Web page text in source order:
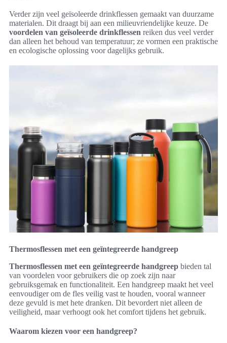
Verder zijn veel geïsoleerde drinkflessen gemaakt van duurzame
materialen. Dit draagt bij aan een milieuvriendelijke keuze. De
voordelen van geïsoleerde drinkflessen reiken dus veel verder
dan alleen het behoud van temperatuur; ze vormen een praktische
en ecologische oplossing voor dagelijks gebruik.
Thermosflessen met een geïntegreerde handgreep
Thermosflessen met een geïntegreerde handgreep bieden tal
van voordelen voor gebruikers die op zoek zijn naar
gebruiksgemak en functionaliteit. Een handgreep maakt het veel
eenvoudiger om de fles veilig vast te houden, vooral wanneer
deze gevuld is met hete dranken. Dit bevordert niet alleen de
veiligheid, maar verhoogt ook het comfort tijdens het gebruik.
Waarom kiezen voor een handgreep?